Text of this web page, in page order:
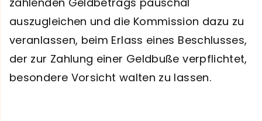
auszugleichen und die Kommission dazu zu
veranlassen, beim Erlass eines Beschlusses,
der zur Zahlung einer Geldbuße verpflichtet,
besondere Vorsicht walten zu lassen.